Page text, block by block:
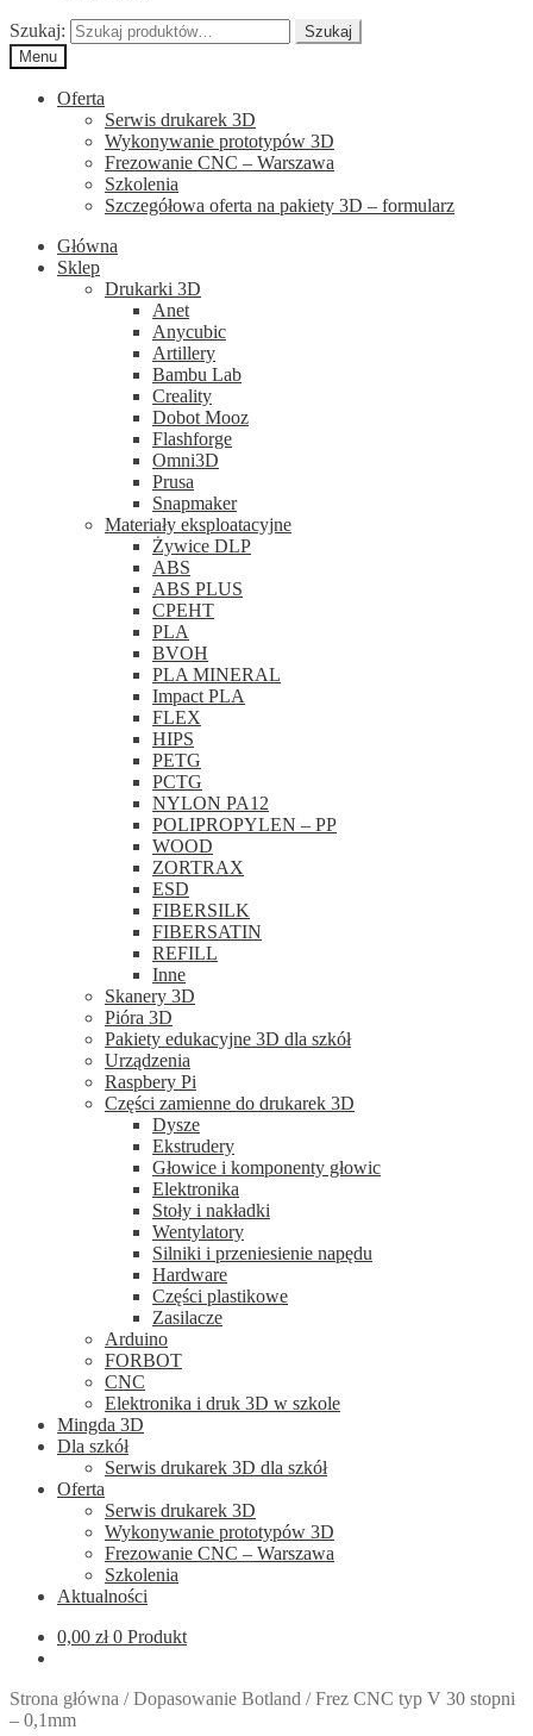
Szukaj:
Szukaj
Menu
Oferta
Serwis drukarek 3D
Wykonywanie prototypów 3D
Frezowanie CNC – Warszawa
Szkolenia
Szczegółowa oferta na pakiety 3D – formularz
Główna
Sklep
Drukarki 3D
Anet
Anycubic
Artillery
Bambu Lab
Creality
Dobot Mooz
Flashforge
Omni3D
Prusa
Snapmaker
Materiały eksploatacyjne
Żywice DLP
ABS
ABS PLUS
CPEHT
PLA
BVOH
PLA MINERAL
Impact PLA
FLEX
HIPS
PETG
PCTG
NYLON PA12
POLIPROPYLEN – PP
WOOD
ZORTRAX
ESD
FIBERSILK
FIBERSATIN
REFILL
Inne
Skanery 3D
Pióra 3D
Pakiety edukacyjne 3D dla szkół
Urządzenia
Raspbery Pi
Części zamienne do drukarek 3D
Dysze
Ekstrudery
Głowice i komponenty głowic
Elektronika
Stoły i nakładki
Wentylatory
Silniki i przeniesienie napędu
Hardware
Części plastikowe
Zasilacze
Arduino
FORBOT
CNC
Elektronika i druk 3D w szkole
Mingda 3D
Dla szkół
Serwis drukarek 3D dla szkół
Oferta
Serwis drukarek 3D
Wykonywanie prototypów 3D
Frezowanie CNC – Warszawa
Szkolenia
Aktualności
0,00 zł 0 Produkt
Strona główna /Dopasowanie Botland /Frez CNC typ V 30 stopni
– 0,1mm